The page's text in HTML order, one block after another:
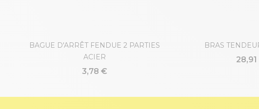
BAGUE D'ARRÊT FENDUE 2 PARTIES
ACIER
3,78 €
BRAS